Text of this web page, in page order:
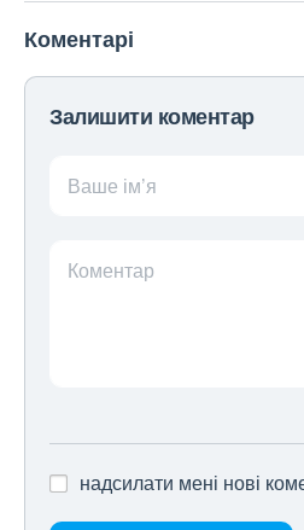
Коментарі
Залишити коментар
Ваше ім’я
Коментар
надсилати мені нові